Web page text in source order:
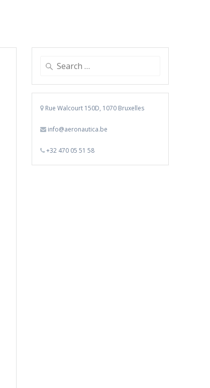
Search
Rue Walcourt 150D, 1070 Bruxelles
info@aeronautica.be
+32 470 05 51 58